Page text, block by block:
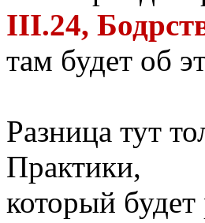
III.24,
там будет об
Разница тут
Практики,
который